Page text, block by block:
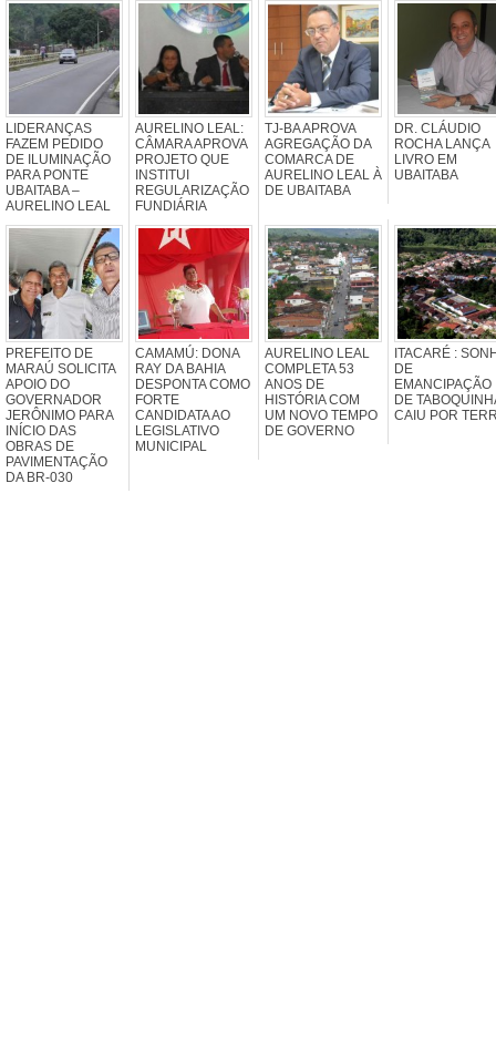
LIDERANÇAS
FAZEM PEDIDO
DE ILUMINAÇÃO
PARA PONTE
UBAITABA –
AURELINO LEAL
AURELINO LEAL:
CÂMARA APROVA
PROJETO QUE
INSTITUI
REGULARIZAÇÃO
FUNDIÁRIA
TJ-BA APROVA
AGREGAÇÃO DA
COMARCA DE
AURELINO LEAL À
DE UBAITABA
DR. CLÁUDIO
ROCHA LANÇA
LIVRO EM
UBAITABA
PREFEITO DE
MARAÚ SOLICITA
APOIO DO
GOVERNADOR
JERÔNIMO PARA
INÍCIO DAS
OBRAS DE
PAVIMENTAÇÃO
DA BR-030
CAMAMÚ: DONA
RAY DA BAHIA
DESPONTA COMO
FORTE
CANDIDATA AO
LEGISLATIVO
MUNICIPAL
AURELINO LEAL
COMPLETA 53
ANOS DE
HISTÓRIA COM
UM NOVO TEMPO
DE GOVERNO
ITACARÉ :
DE
EMANCIPAÇÃO
DE
CAIU POR